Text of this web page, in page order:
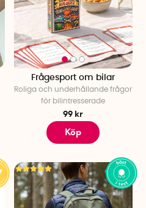
Frågesport om bilar
Roliga och underhållande frågor
för bilintresserade
99 kr
Köp